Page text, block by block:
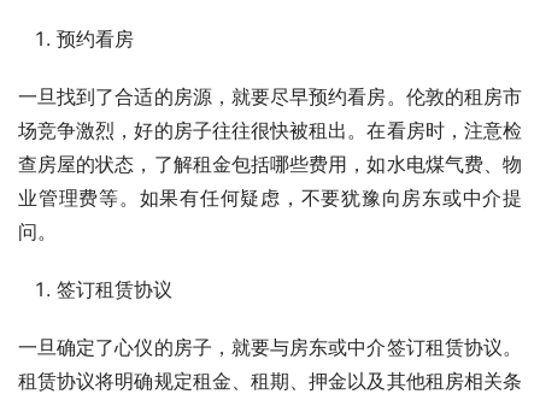
预约看房
一旦找到了合适的房源，就要尽早预约看房。伦敦的租房市
场竞争激烈，好的房子往往很快被租出。在看房时，注意检
查房屋的状态，了解租金包括哪些费用，如水电煤气费、物
业管理费等。如果有任何疑虑，不要犹豫向房东或中介提
问。
签订租赁协议
一旦确定了心仪的房子，就要与房东或中介签订租赁协议。
租赁协议将明确规定租金、租期、押金以及其他租房相关条